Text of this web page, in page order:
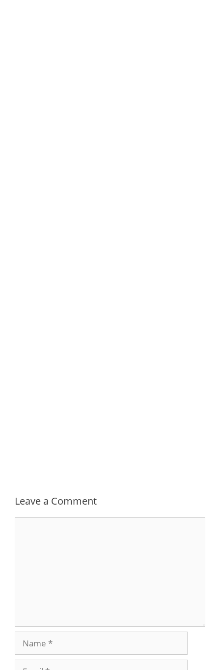
Leave a Comment